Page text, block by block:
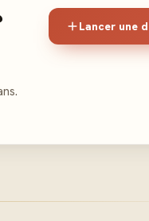
Lancer une